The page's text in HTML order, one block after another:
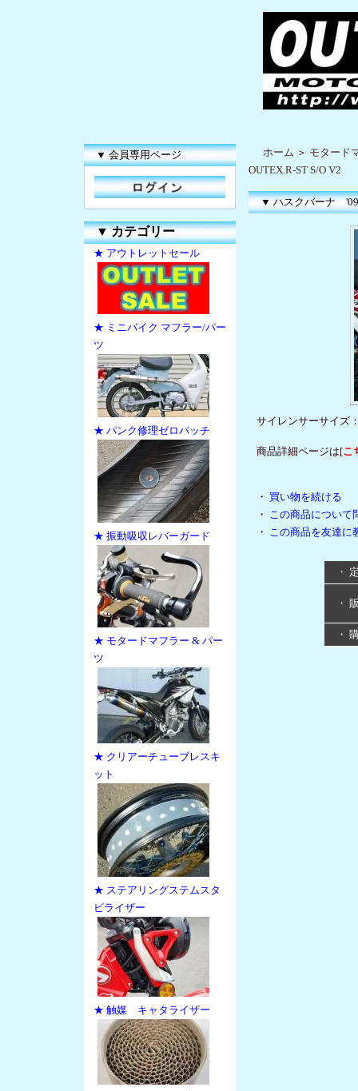
▼ 会員専用ページ
▼カテゴリー
★ アウトレットセール
★ ミニバイク マフラー/パー
ツ
★ パンク修理ゼロパッチ
★ 振動吸収レバーガード
★ モタードマフラー & パー
ツ
★ クリアーチューブレスキ
ット
★ ステアリングステムスタ
ビライザー
★ 触媒 キャタライザー
ホーム ＞ モタード
OUTEX.R-ST S/O V2
▼ ハスクバーナ
サイレンサーサイズ
商品詳細ページは[こ
・ 買い物を続ける
・ この商品について
・ この商品を友達に
・
・
・